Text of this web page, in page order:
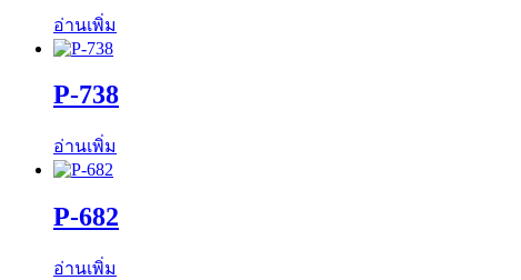
อ่านเพิ่ม
P-738
อ่านเพิ่ม
P-682
อ่านเพิ่ม